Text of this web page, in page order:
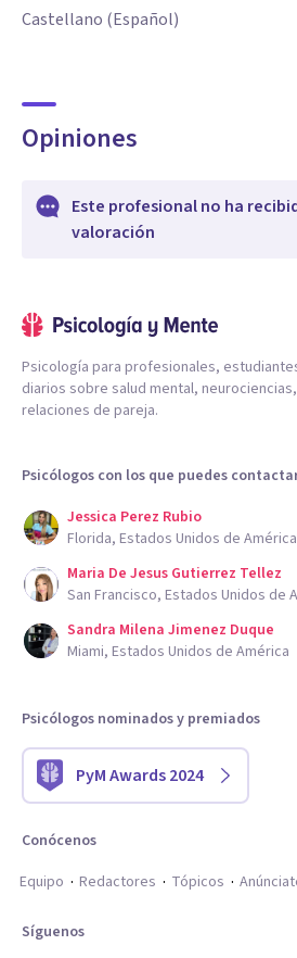
Castellano (Español)
Opiniones
Este profesional no ha
valoración
Psicología para profesionales,
diarios sobre salud mental,
relaciones de pareja.
Psicólogos con los que puedes
Jessica Perez Rubio
Florida, Estados Unidos de América
Maria De Jesus Gutierrez Tellez
San Francisco, Estados Unidos de
Sandra Milena Jimenez Duque
Miami, Estados Unidos de América
Psicólogos nominados y premiados
PyM Awards 2024
Conócenos
Equipo
Redactores Tópicos
Síguenos